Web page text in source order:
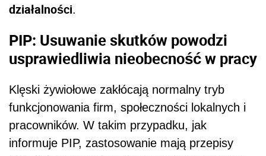
działalności.
PIP: Usuwanie skutków powodzi
usprawiedliwia nieobecność w pracy
Klęski żywiołowe zakłócają normalny tryb
funkcjonowania firm, społeczności lokalnych i
pracowników. W takim przypadku, jak
informuje PIP, zastosowanie mają przepisy